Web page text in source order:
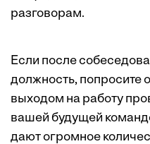
разговорам.
Если после
должность, попросите
выходом на работу
вашей будущей
дают огромное